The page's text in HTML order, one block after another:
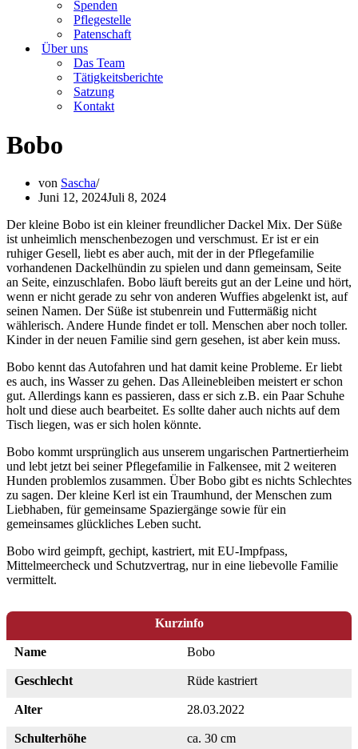
Spenden
Pflegestelle
Patenschaft
Über uns
Das Team
Tätigkeitsberichte
Satzung
Kontakt
Bobo
von Sascha
Juni 12, 2024Juli 8, 2024
Der kleine Bobo ist ein kleiner freundlicher Dackel Mix. Der Süße
ist unheimlich menschenbezogen und verschmust. Er ist er ein
ruhiger Gesell, liebt es aber auch, mit der in der Pflegefamilie
vorhandenen Dackelhündin zu spielen und dann gemeinsam, Seite
an Seite, einzuschlafen. Bobo läuft bereits gut an der Leine und hört,
wenn er nicht gerade zu sehr von anderen Wuffies abgelenkt ist, auf
seinen Namen. Der Süße ist stubenrein und Futtermäßig nicht
wählerisch. Andere Hunde findet er toll. Menschen aber noch toller.
Kinder in der neuen Familie sind gern gesehen, ist aber kein muss.
Bobo kennt das Autofahren und hat damit keine Probleme. Er liebt
es auch, ins Wasser zu gehen. Das Alleinebleiben meistert er schon
gut. Allerdings kann es passieren, dass er sich z.B. ein Paar Schuhe
holt und diese auch bearbeitet. Es sollte daher auch nichts auf dem
Tisch liegen, was er sich holen könnte.
Bobo kommt ursprünglich aus unserem ungarischen Partnertierheim
und lebt jetzt bei seiner Pflegefamilie in Falkensee, mit 2 weiteren
Hunden problemlos zusammen. Über Bobo gibt es nichts Schlechtes
zu sagen. Der kleine Kerl ist ein Traumhund, der Menschen zum
Liebhaben, für gemeinsame Spaziergänge sowie für ein
gemeinsames glückliches Leben sucht.
Bobo wird geimpft, gechipt, kastriert, mit EU-Impfpass,
Mittelmeercheck und Schutzvertrag, nur in eine liebevolle Familie
vermittelt.
Kurzinfo
Name Bobo
Geschlecht Rüde kastriert
Alter 28.03.2022
Schulterhöhe ca. 30 cm